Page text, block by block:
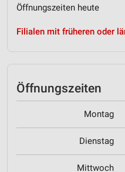
Öffnungszeiten heute
Filialen mit früheren oder
Öffnungszeiten
Montag
Dienstag
Mittwoch